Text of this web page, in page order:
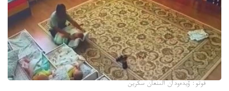
فوتو: ۆيدەودان الىنعان سكرين